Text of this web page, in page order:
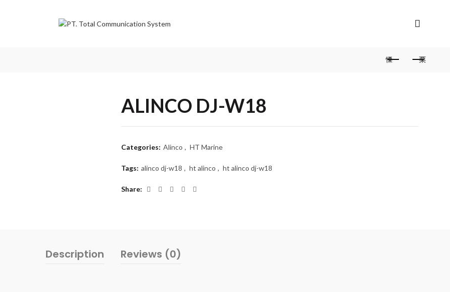
ALINCO DJ-W18
Categories: Alinco , HT Marine
Tags: alinco dj-w18 , ht alinco , ht alinco dj-w18
Share
Description Reviews (0)